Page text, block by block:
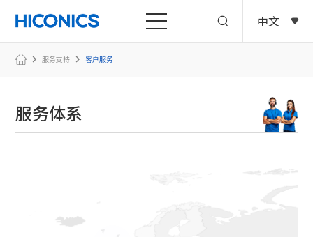
中文
服务支持 客户服务
服务体系